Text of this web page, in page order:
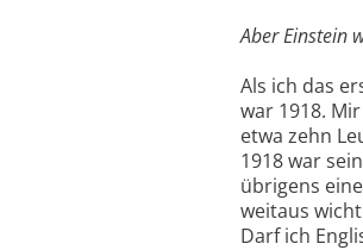
Aber Einstein
Als ich das
war 1918.
etwa zehn
1918 war
übrigens
weitaus
Darf ich